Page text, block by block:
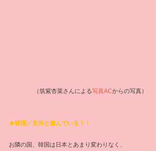
（筑紫杏菜さんによる写真ACからの写真）
★韓国／意外と遊んでいる？！
お隣の国、韓国は日本とあまり変わりなく、